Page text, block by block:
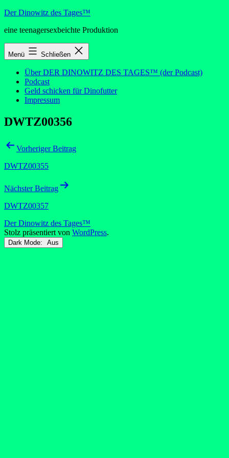
Zum
springen
Der Dinowitz des Tages™
eine teenagersexbeichte Produktion
Menü Schließen
Über DER DINOWITZ DES TAGES™ (der Podcast)
Podcast
Geld schicken für Dinofutter
Impressum
DWTZ00356
Beitragsnavigation
Vorheriger Beitrag
DWTZ00355
Nächster Beitrag
DWTZ00357
Der Dinowitz des Tages™
Stolz präsentiert von WordPress.
Dark Mode: